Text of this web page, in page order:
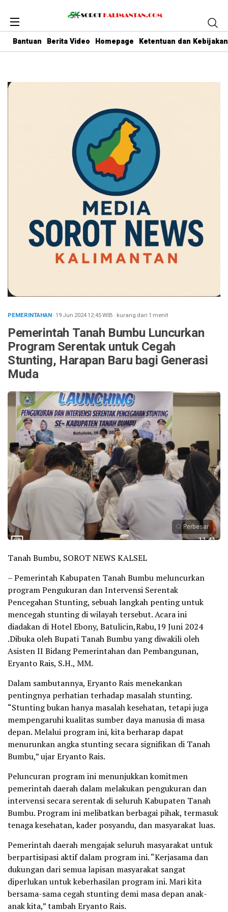
Bantuan Berita Video Homepage Ketentuan dan
PEMERINTAHAN· 19 Jun 202412:45WIB · kurang dari 1 menit
Pemerintah Tanah Bumbu Luncurkan
Program Serentak untuk Cegah
Stunting, Harapan Baru bagi Generasi
Muda
Perbesar
Tanah Bumbu, SOROT NEWS KALSEL
– Pemerintah Kabupaten Tanah Bumbu meluncurkan
program Pengukuran dan Intervensi Serentak
Pencegahan Stunting, sebuah langkah penting untuk
mencegah stunting di wilayah tersebut. Acara ini
diadakan di Hotel Ebony, Batulicin,Rabu,19 Juni 2024
.Dibuka oleh Bupati Tanah Bumbu yang diwakili oleh
Asisten II Bidang Pemerintahan dan Pembangunan,
Eryanto Rais, S.H., MM.
Dalam sambutannya, Eryanto Rais menekankan
pentingnya perhatian terhadap masalah stunting.
“Stunting bukan hanya masalah kesehatan, tetapi juga
mempengaruhi kualitas sumber daya manusia di masa
depan. Melalui program ini, kita berharap dapat
menurunkan angka stunting secara signifikan di Tanah
Bumbu,” ujar Eryanto Rais.
Peluncuran program ini menunjukkan komitmen
pemerintah daerah dalam melakukan pengukuran dan
intervensi secara serentak di seluruh Kabupaten Tanah
Bumbu. Program ini melibatkan berbagai pihak, termasuk
tenaga kesehatan, kader posyandu, dan masyarakat luas.
Pemerintah daerah mengajak seluruh masyarakat untuk
berpartisipasi aktif dalam program ini. “Kerjasama dan
dukungan dari semua lapisan masyarakat sangat
diperlukan untuk keberhasilan program ini. Mari kita
bersama-sama cegah stunting demi masa depan anak-
anak kita,” tambah Eryanto Rais.